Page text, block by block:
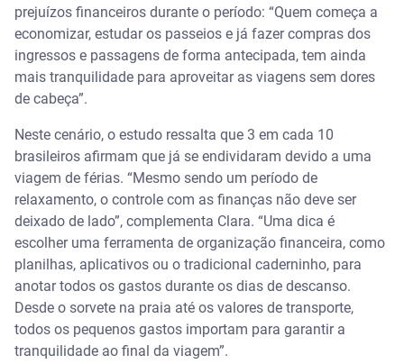
prejuízos financeiros durante o período: “Quem começa a
economizar, estudar os passeios e já fazer compras dos
ingressos e passagens de forma antecipada, tem ainda
mais tranquilidade para aproveitar as viagens sem dores
de cabeça”.
Neste cenário, o estudo ressalta que 3 em cada 10
brasileiros afirmam que já se endividaram devido a uma
viagem de férias. “Mesmo sendo um período de
relaxamento, o controle com as finanças não deve ser
deixado de lado”, complementa Clara. “Uma dica é
escolher uma ferramenta de organização financeira, como
planilhas, aplicativos ou o tradicional caderninho, para
anotar todos os gastos durante os dias de descanso.
Desde o sorvete na praia até os valores de transporte,
todos os pequenos gastos importam para garantir a
tranquilidade ao final da viagem”.